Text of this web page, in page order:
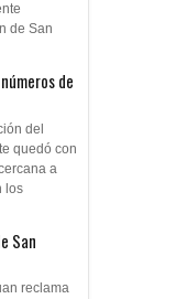
de San
de
del
quedó con
a
los
San
reclama